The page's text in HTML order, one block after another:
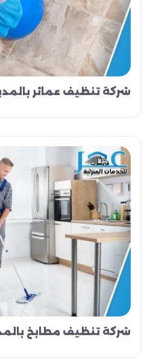
شركة تنظيف عمائر
شركة تنظيف مطابخ